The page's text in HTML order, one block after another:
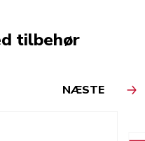
tilbehør
NÆSTE